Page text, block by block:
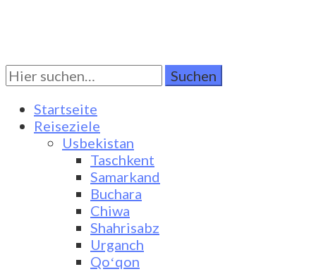
Turkestan Travel
Discover Central Asia
Suchen
Sie
nach:Startseite
Reiseziele
Usbekistan
Taschkent
Samarkand
Buchara
Chiwa
Shahrisabz
Urganch
Qoʻqon